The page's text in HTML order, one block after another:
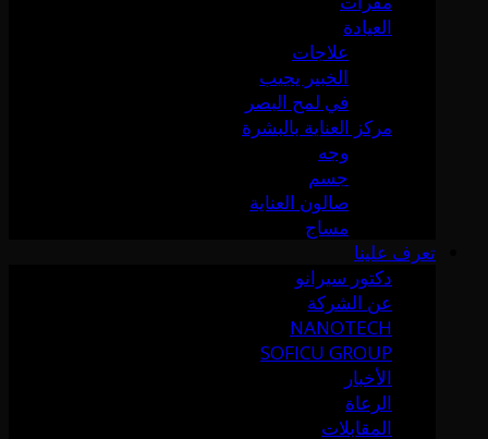
العيادة
علاجات
الخبير يجيب
في لمح البصر
مركز العناية بالبشرة
وجه
جسم
صالون العناية
مساج
تعرف علينا
دكتور سيرانو
عن الشركة
NANOTECH
SOFICU GROUP
الأخبار
الرعاة
المقابلات